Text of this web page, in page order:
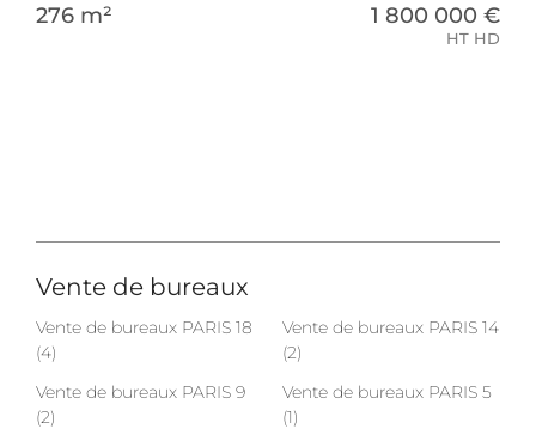
276 m²
1 800 000 €
HT HD
Vente de bureaux
Vente de bureaux PARIS 18
(4)
Vente de bureaux PARIS 9
(2)
Vente de bureaux PARIS 14
(2)
Vente de bureaux PARIS 5
(1)